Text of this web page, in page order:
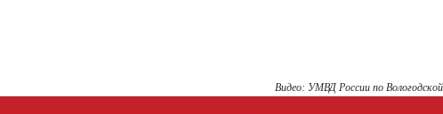
Видео: УМВД России по